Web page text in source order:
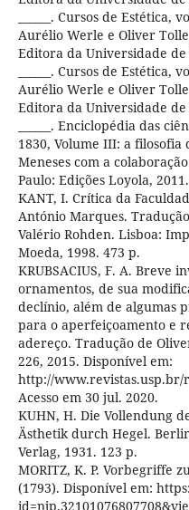
______. Cursos de
Aurélio Werle e Oliver
Editora da Universidade de
______. Cursos de
Aurélio Werle e Oliver
Editora da Universidade de
______. Enciclopédia das
1830, Volume III: a
Meneses com a
Paulo: Edições Loyola,
KANT, I. Crítica da
António Marques.
Valério Rohden. Lisboa:
Moeda, 1998. 473 p.
KRUBSACIUS, F. A. Breve
ornamentos, de sua
declínio, além de algumas
para o aperfeiçoamento e
adereço. Tradução de
226, 2015. Disponível em:
http://www.revistas.usp.br/
Acesso em 30 jul. 2020.
KUHN, H. Die Vollendung
Ästhetik durch Hegel.
Verlag, 1931. 123 p.
MORITZ, K. P. Vorbegriffe
(1793). Disponível em: